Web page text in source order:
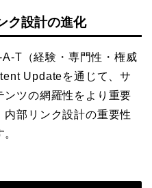
ク設計の進化
T（経験・専門性・権威
Updateを通じて、サ
ンツの網羅性をより重要
部リンク設計の重要性